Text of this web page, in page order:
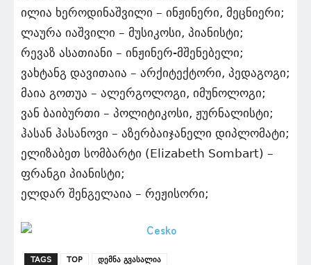
ილია ხეროდინაშვილი – ინჟინერი, მეცნიერი;
ლაურა იაშვილი – მუსიკოსი, პიანისტი;
რევაზ ასათიანი – ინჟინერ-მშენებელი;
ვახტანგ დავითაია – არქიტექტორი, პედაგოგი;
მაია გოთუა – ალერგოლოგი, იმუნოლოგი;
ვან ბაიბურთი – პოლიტიკოსი, ჟურნალისტი;
ჰასან ჰასანოვი – აზერბაიჯანელი დიპლომატი;
ელიზაბეთ სომბარტი (Elizabeth Sombart) –
ფრანგი პიანისტი;
ელდარ შენგელაია – რეჟისორი;
TAGS TOP დემნა გვასალია